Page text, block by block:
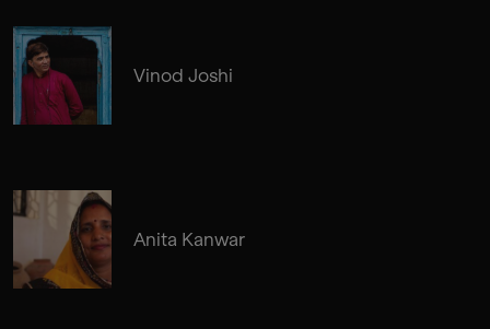
Vinod Joshi
Anita Kanwar